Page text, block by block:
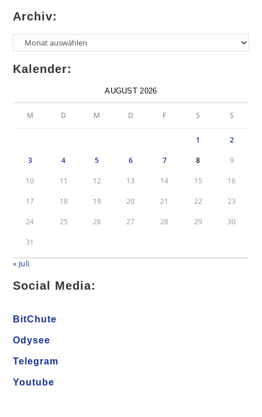
Archiv:
Kalender:
AUGUST 2026
M D M D F S S
1 2
3 4 5 6 7 8 9
10 11 12 13 14 15 16
17 18 19 20 21 22 23
24 25 26 27 28 29 30
31
« Juli
Social Media:
BitChute
Odysee
Telegram
Youtube